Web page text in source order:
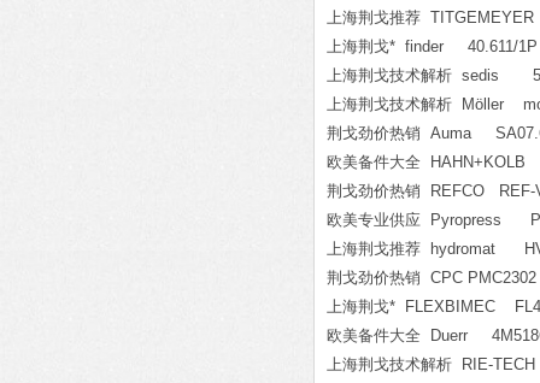
上海荆戈推荐 TITGEMEYER
上海荆戈* finder 40.611/1P
上海荆戈技术解析 sedis
上海荆戈技术解析 Möller
荆戈劲价热销 Auma
欧美备件大全
荆戈劲价热销 REFCO REF-
欧美专业供应 Pyropress
上海荆戈推荐 hydromat
荆戈劲价热销 CPC PMC2302
上海荆戈* FLEXBIMEC
欧美备件大全 Duerr
上海荆戈技术解析 RIE-